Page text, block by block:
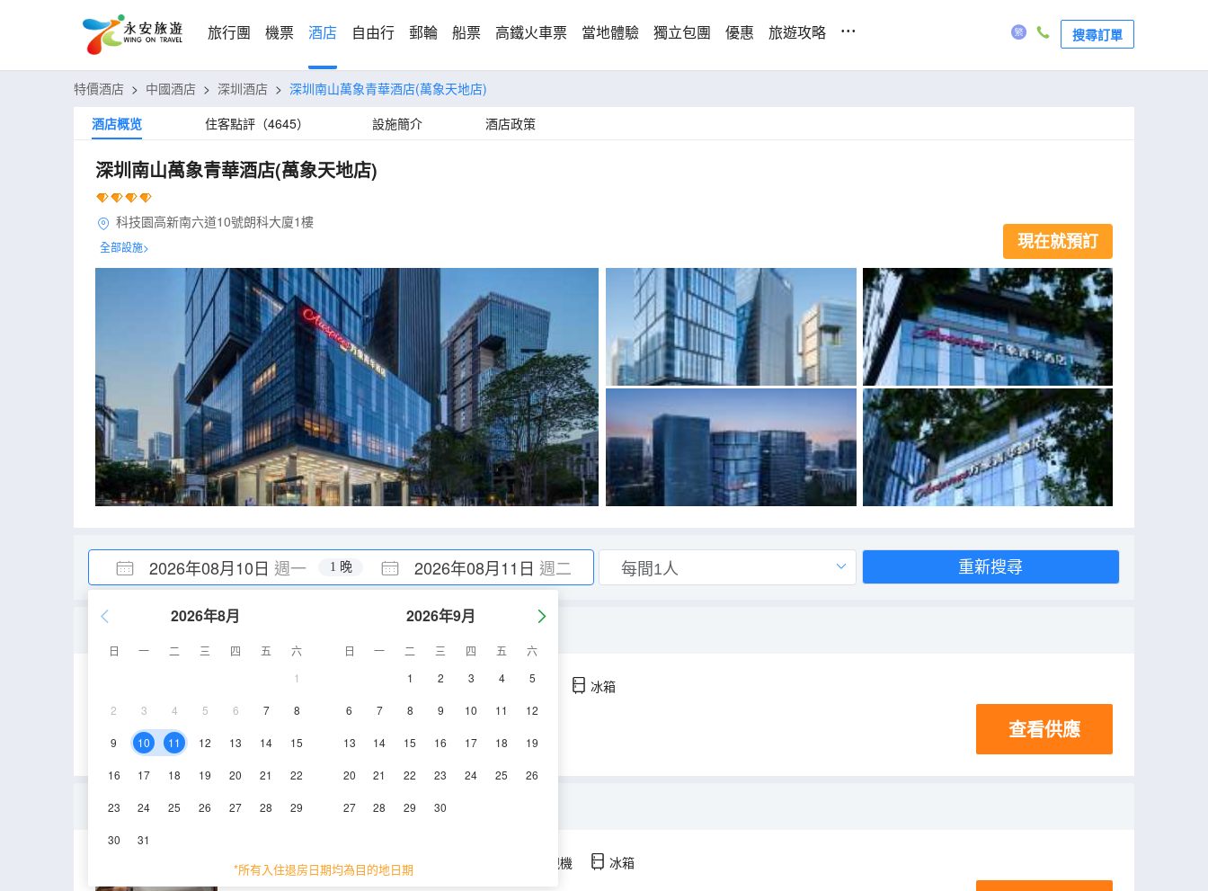
旅行團 機票 酒店 自由行 郵輪 船票 高鐵火車票 當地體驗 獨立包團 優惠 旅遊攻略 ... 搜尋訂單
特價酒店 > 中國酒店 > 深圳酒店 > 深圳南山萬象青華酒店(萬象天地店)
酒店概览
住客點評（4645） 設施簡介 酒店政策
深圳南山萬象青華酒店(萬象天地店)
科技園高新南六道10號朗科大廈1樓
全部設施> 現在就預訂
2026年08月10日 週一 2026年08月11日 週二
1 晚
2026年8月
日 一 二 三 四 五
六
1
2 3 4 5 6 7 8
9 10 11 12 13 14 15
16 17 18 19 20 21 22
23 24 25 26 27 28 29
30 31
2026年9月
日 一 二 三 四 五
六
1
2 3 4 5
6 7 8 9 10 11 12
13 14 15 16 17 18 19
20 21 22 23 24 25 26
27 28 29 30
*所有入住退房日期均為目的地日期
重新搜尋
商務大床房（AI智能+奢華恒温淋浴+4K大屏）
空調 淋浴 電視機 冰箱
查看供應
豪華景觀雙床房（AI智能+奢華恒温淋浴+4K大屏）
32-38㎡ 3-8層 空調 電視機 冰箱